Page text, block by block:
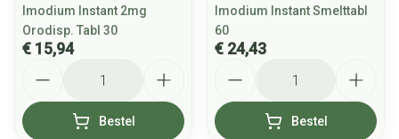
Imodium Instant 2mg
Orodisp. Tabl 30
€ 15,94
Bestel
Imodium Instant Smelttabl
60
€ 24,43
Bestel